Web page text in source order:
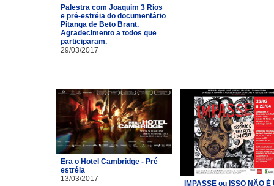
Palestra com Joaquim 3 Rios
e pré-estréia do documentário
Pitanga de Beto Brant.
Agradecimento a todos que
participaram.
29/03/2017
Era o Hotel Cambridge - Pré
estréia
13/03/2017
IMPASSE ou ISSO NÃO É